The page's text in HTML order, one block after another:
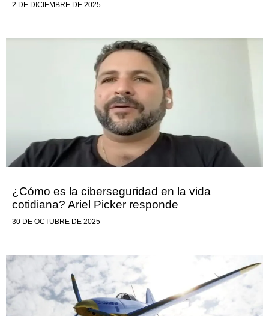
2 DE DICIEMBRE DE 2025
¿Cómo es la ciberseguridad en la vida
cotidiana? Ariel Picker responde
30 DE OCTUBRE DE 2025